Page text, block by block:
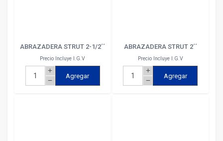
ABRAZADERA STRUT 2-1/2´´
Precio Incluye I.G.V
add
remove
Agregar
ABRAZADERA STRUT 2´´
Precio Incluye I.G.V
add
remove
Agregar